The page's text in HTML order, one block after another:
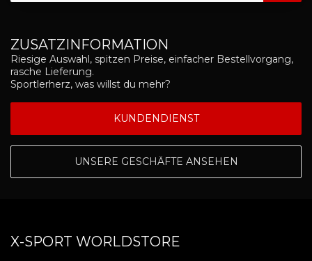
ZUSATZINFORMATION
Riesige Auswahl, spitzen Preise, einfacher Bestellvorgang,
rasche Lieferung.
Sportlerherz, was willst du mehr?
KUNDENDIENST
UNSERE GESCHÄFTE ANSEHEN
X-SPORT WORLDSTORE